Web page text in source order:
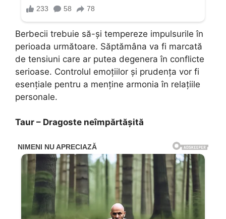
Berbecii trebuie să-și tempereze impulsurile în
perioada următoare. Săptămâna va fi marcată
de tensiuni care ar putea degenera în conflicte
serioase. Controlul emoțiilor și prudența vor fi
esențiale pentru a menține armonia în relațiile
personale.
Taur – Dragoste neîmpărtășită